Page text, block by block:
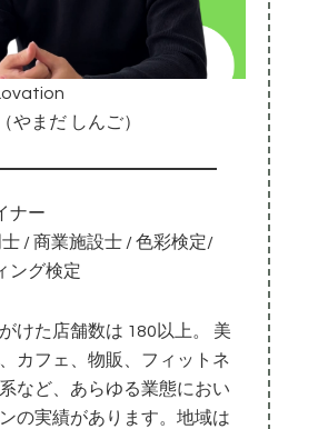
やまだ しんご）
ナー
士 / 商業施設士 / 色彩検定/
ング検定
けた店舗数は 180以上。 美
カフェ、物販、フィットネ
など、あらゆる業態におい
の実績があります。地域は